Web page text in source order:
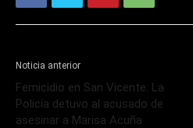
Noticia anterior
Femicidio en San Vicente: La
Policía detuvo al acusado de
asesinar a Marisa Acuña